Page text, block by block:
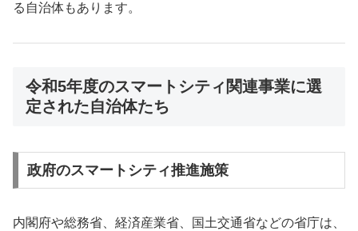
る自治体もあります。
令和5年度のスマートシティ関連事業に選
定された自治体たち
政府のスマートシティ推進施策
内閣府や総務省、経済産業省、国土交通省などの省庁は、